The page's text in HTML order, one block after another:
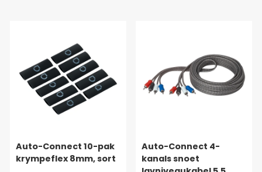
Auto-Connect 10-pak
krympeflex 8mm, sort
Auto-Connect 4-
kanals snoet